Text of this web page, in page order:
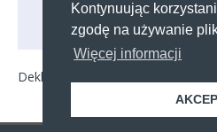
Deklaracja dostępności
Kontynuując
zgodę na używanie
Więcej informacji